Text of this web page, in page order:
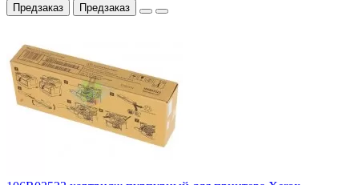
Предзаказ Предзаказ